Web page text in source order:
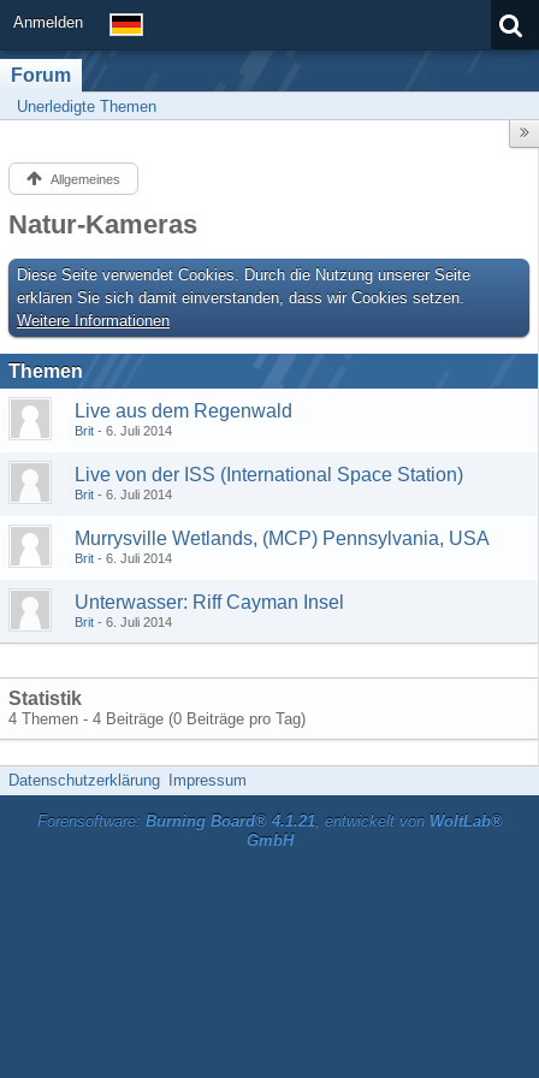
Anmelden
Forum
Unerledigte Themen
Allgemeines
Natur-Kameras
Diese Seite verwendet Cookies. Durch die Nutzung unserer Seite
erklären Sie sich damit einverstanden, dass wir Cookies setzen.
Weitere Informationen
Themen
Live aus dem Regenwald
Brit 6. Juli 2014
Live von der ISS (International Space Station)
Brit 6. Juli 2014
Murrysville Wetlands, (MCP) Pennsylvania, USA
Brit 6. Juli 2014
Unterwasser: Riff Cayman Insel
Brit 6. Juli 2014
Statistik
4 Themen - 4 Beiträge (0 Beiträge pro Tag)
Datenschutzerklärung Impressum
Forensoftware: Burning Board® 4.1.21, entwickelt von WoltLab®
GmbH